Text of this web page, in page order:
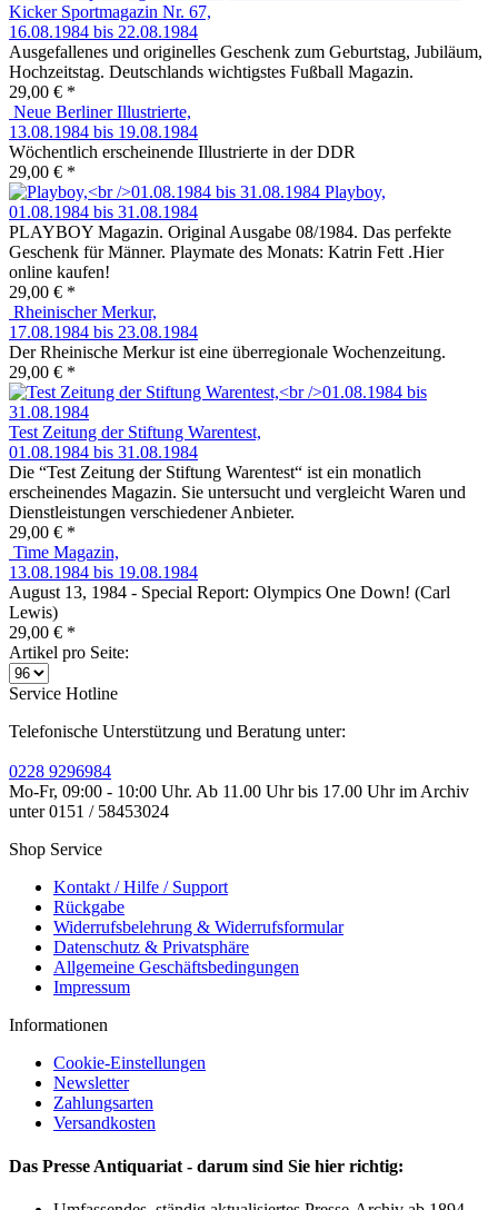
Kicker Sportmagazin Nr. 67,
16.08.1984 bis 22.08.1984
Ausgefallenes und originelles Geschenk zum Geburtstag, Jubiläum,
Hochzeitstag. Deutschlands wichtigstes Fußball Magazin.
29,00 € *
Neue Berliner Illustrierte,
13.08.1984 bis 19.08.1984
Wöchentlich erscheinende Illustrierte in der DDR
29,00 € *
Playboy,
01.08.1984 bis 31.08.1984
PLAYBOY Magazin. Original Ausgabe 08/1984. Das perfekte
Geschenk für Männer. Playmate des Monats: Katrin Fett .Hier
online kaufen!
29,00 € *
Rheinischer Merkur,
17.08.1984 bis 23.08.1984
Der Rheinische Merkur ist eine überregionale Wochenzeitung.
29,00 € *
Test Zeitung der Stiftung Warentest,
01.08.1984 bis 31.08.1984
Die “Test Zeitung der Stiftung Warentest“ ist ein monatlich
erscheinendes Magazin. Sie untersucht und vergleicht Waren und
Dienstleistungen verschiedener Anbieter.
29,00 € *
Time Magazin,
13.08.1984 bis 19.08.1984
August 13, 1984 - Special Report: Olympics One Down! (Carl
Lewis)
29,00 € *
Artikel pro Seite:
Service Hotline
Telefonische Unterstützung und Beratung unter:
0228 9296984
Mo-Fr, 09:00 - 10:00 Uhr. Ab 11.00 Uhr bis 17.00 Uhr im Archiv
unter 0151 / 58453024
Shop Service
Kontakt / Hilfe / Support
Rückgabe
Widerrufsbelehrung & Widerrufsformular
Datenschutz & Privatsphäre
Allgemeine Geschäftsbedingungen
Impressum
Informationen
Cookie-Einstellungen
Newsletter
Zahlungsarten
Versandkosten
Das Presse Antiquariat - darum sind Sie hier richtig: